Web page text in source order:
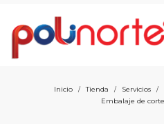
Inicio / Tienda / Servicios /
Embalaje de